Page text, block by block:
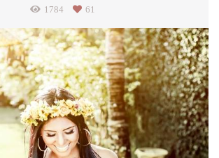
1784
61